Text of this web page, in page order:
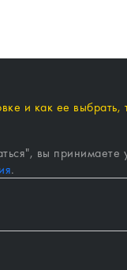
и как ее выбрать,
", вы принимаете
.